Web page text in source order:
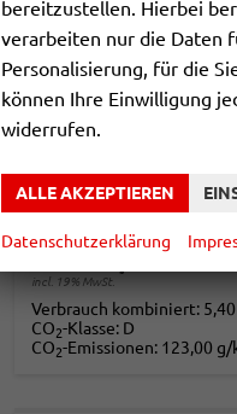
SKODA KAMIQ
ESSENCE 1,0 TSI
Fahrzeugnr. 857854
Kraftstoff Benzin
21.490,– €
incl. 19% MwSt.
Verbrauch kombiniert:
CO2-Klasse: D
CO2-Emissionen: 123,00 g/
bereitzustellen. Hierbei
verarbeiten nur die Daten
Personalisierung, für die
können Ihre Einwilligung
widerrufen.
ALLE AKZEPTIEREN
Datenschutzerklärung